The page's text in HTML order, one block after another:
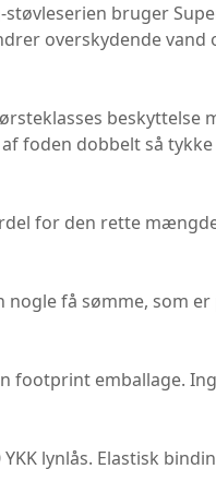
bruger
overskydende
​​foden dobbelt så
for den rette
nogle få sømme, som
footprint emballage.
lynlås. Elastisk